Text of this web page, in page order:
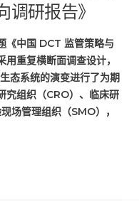
调研报告》
《中国 DCT 监管策略与
重复横断面调查设计，
态系统的演变进行了为期
究组织（CRO）、临床研
场管理组织（SMO），